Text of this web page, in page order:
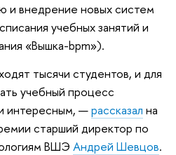
и внедрение новых систем
учебных занятий и
«Вышка-bpm»).
тысячи студентов, и для
учебный процесс
интересным, —рассказал на
старший директор по
ВШЭ Андрей Шевцов.